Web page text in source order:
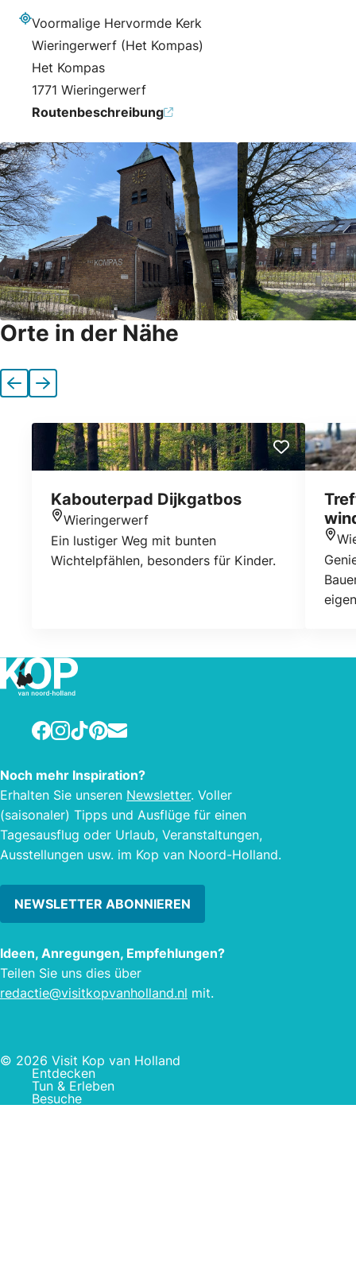
Voormalige Hervormde Kerk
Wieringerwerf (Het Kompas)
Het Kompas
1771 Wieringerwerf
Routenbeschreibung
Orte in der Nähe
VorherigeNächste
Kabouterpad Dijkgatbos
Standort
Wieringerwerf
Ein lustiger Weg mit bunten
Wichtelpfählen, besonders für Kinder.
Facebook
Instagram
TikTokPinterest
E-mail
Noch mehr Inspiration?
Erhalten Sie unseren Newsletter. Voller
(saisonaler) Tipps und Ausflüge für einen
Tagesausflug oder Urlaub, Veranstaltungen,
Ausstellungen usw. im Kop van Noord-Holland.
NEWSLETTER ABONNIEREN
Ideen, Anregungen, Empfehlungen?
Teilen Sie uns dies über
redactie@visitkopvanholland.nl mit.
© 2026 Visit Kop van Holland
Entdecken
Tun & Erleben
Besuche